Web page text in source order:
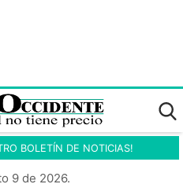
BOLETÍN DE NOTICIAS!
9 de 2026.